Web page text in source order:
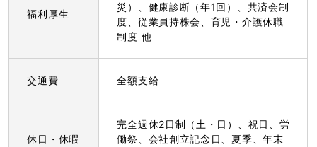
福利厚生
災）、健康診断（年1回）、共済会制
度、従業員持株会、育児・介護休職
制度 他
交通費 全額支給
休日・休暇
完全週休2日制（土・日）、祝日、労
働祭、会社創立記念日、夏季、年末